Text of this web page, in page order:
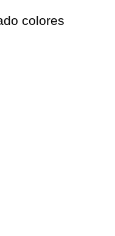
colores